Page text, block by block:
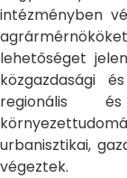
intézményben
lehetőséget
közgazdasági
regionális és
urbanisztikai,
végeztek.